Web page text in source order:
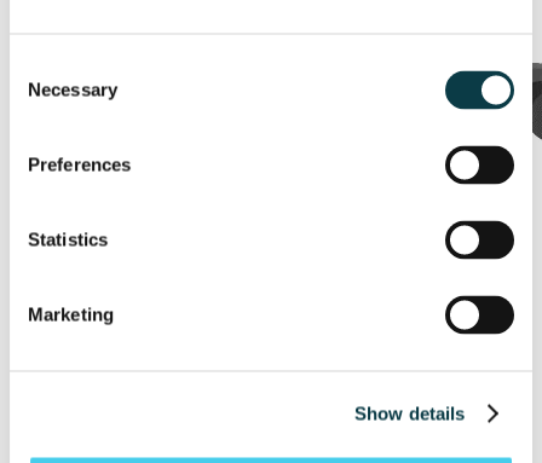
Selection
Necessary
Preferences
Statistics
Marketing
Show details